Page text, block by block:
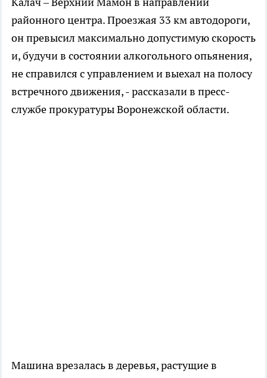
районного центра. Проезжая 33 км автодороги,
он превысил максимально допустимую скорость
и, будучи в состоянии алкогольного опьянения,
не справился с управлением и выехал на полосу
встречного движения, - рассказали в пресс-
службе прокуратуры Воронежской области.
Машина врезалась в деревья, растущие в